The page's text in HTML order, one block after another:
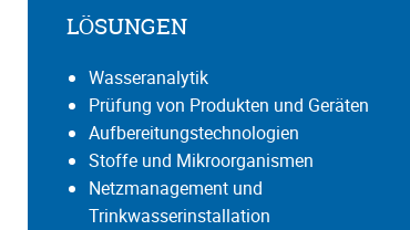
LÖSUNGEN
Wasseranalytik
Prüfung von Produkten und Geräten
Aufbereitungstechnologien
Stoffe und Mikroorganismen
Netzmanagement und
Trinkwasserinstallation